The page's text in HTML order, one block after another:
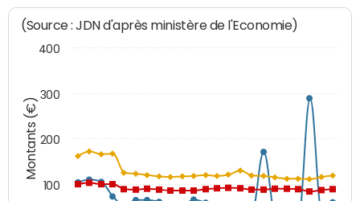
Montants (€)
(Source : JDN d'après ministère de l'Economie)
100
200
300
400